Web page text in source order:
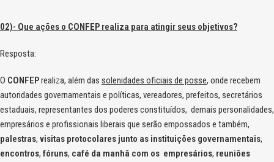
02)- Que ações o CONFEP realiza para atingir seus objetivos?
Resposta:
O CONFEPrealiza, além das solenidades oficiais de posse, onde recebem
autoridades governamentais e políticas, vereadores, prefeitos, secretários
estaduais, representantes dos poderes constituídos, demais personalidades,
empresários e profissionais liberais que serão empossados e também,
palestras, visitas protocolares junto as instituições governamentais,
encontros, fóruns, café da manhã com os empresários, reuniões